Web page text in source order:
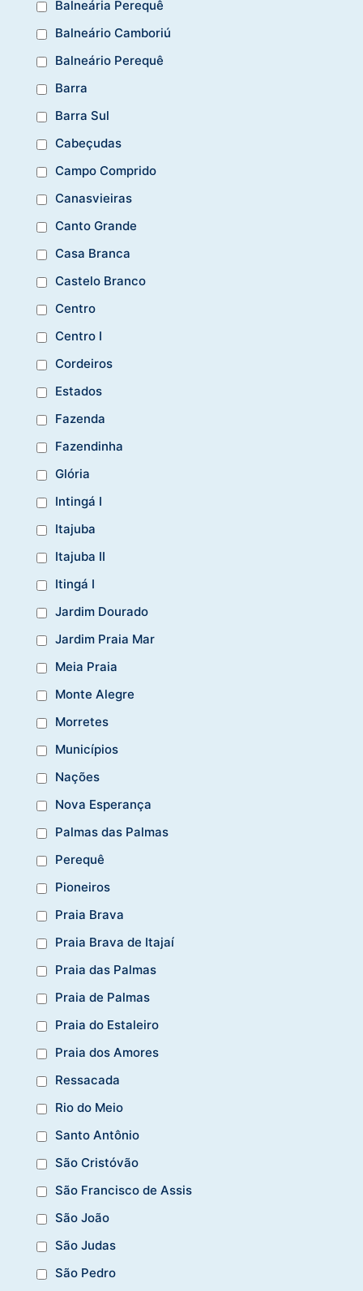
Balneária Perequê
Balneário Camboriú
Balneário Perequê
Barra
Barra Sul
Cabeçudas
Campo Comprido
Canasvieiras
Canto Grande
Casa Branca
Castelo Branco
Centro
Centro I
Cordeiros
Estados
Fazenda
Fazendinha
Glória
Intingá I
Itajuba
Itajuba II
Itingá I
Jardim Dourado
Jardim Praia Mar
Meia Praia
Monte Alegre
Morretes
Municípios
Nações
Nova Esperança
Palmas das Palmas
Perequê
Pioneiros
Praia Brava
Praia Brava de Itajaí
Praia das Palmas
Praia de Palmas
Praia do Estaleiro
Praia dos Amores
Ressacada
Rio do Meio
Santo Antônio
São Cristóvão
São Francisco de Assis
São João
São Judas
São Pedro